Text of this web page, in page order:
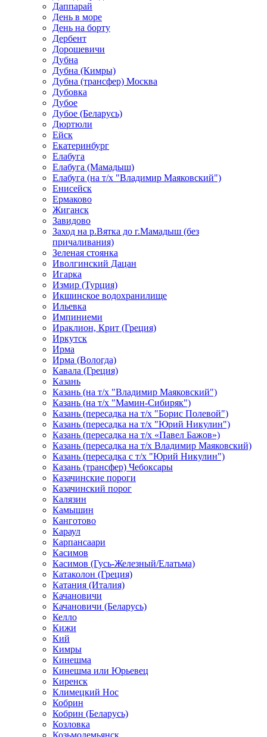
Даппарай
День в море
День на борту
Дербент
Дорошевичи
Дубна
Дубна (Кимры)
Дубна (трансфер) Москва
Дубовка
Дубое
Дубое (Беларусь)
Дюртюли
Ейск
Екатеринбург
Елабуга
Елабуга (Мамадыш)
Елабуга (на т/х "Владимир Маяковский")
Енисейск
Ермаково
Жиганск
Завидово
Заход на р.Вятка до г.Мамадыш (без
причаливания)
Зеленая стоянка
Иволгинский Дацан
Игарка
Измир (Турция)
Икшинское водохранилище
Ильевка
Импиниеми
Ираклион, Крит (Греция)
Иркутск
Ирма
Ирма (Вологда)
Кавала (Греция)
Казань
Казань (на т/х "Владимир Маяковский")
Казань (на т/х "Мамин-Сибиряк")
Казань (пересадка на т/х "Борис Полевой")
Казань (пересадка на т/х "Юрий Никулин")
Казань (пересадка на т/х «Павел Бажов»)
Казань (пересадка на т/х Владимир Маяковский)
Казань (пересадка с т/х "Юрий Никулин")
Казань (трансфер) Чебоксары
Казачинские пороги
Казачинский порог
Калязин
Камышин
Канготово
Караул
Карпансаари
Касимов
Касимов (Гусь-Железный/Елатьма)
Катаколон (Греция)
Катания (Италия)
Качановичи
Качановичи (Беларусь)
Келло
Кижи
Кий
Кимры
Кинешма
Кинешма или Юрьевец
Киренск
Климецкий Нос
Кобрин
Кобрин (Беларусь)
Козловка
Козьмодемьянск